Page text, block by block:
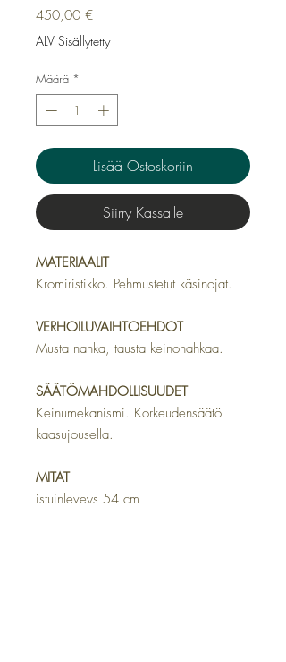
450,00 €Hinta
ALV Sisällytetty
Määrä *
Lisää Ostoskoriin
Siirry Kassalle
MATERIAALIT
Kromiristikko. Pehmustetut käsinojat.
VERHOILUVAIHTOEHDOT
Musta nahka, tausta keinonahkaa.
SÄÄTÖMAHDOLLISUUDET
Keinumekanismi. Korkeudensäätö
kaasujousella.
MITAT
istuinleveys 54 cm